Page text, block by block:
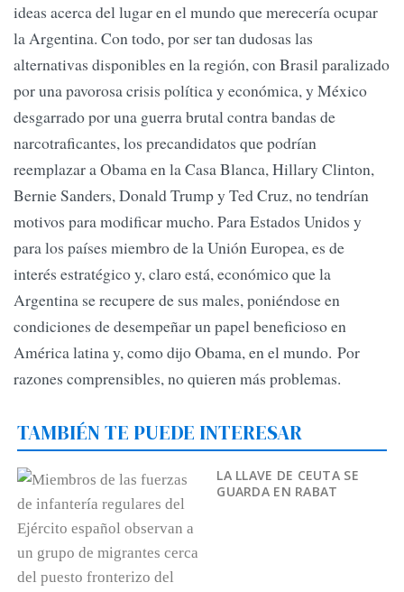
ideas acerca del lugar en el mundo que merecería ocupar
la Argentina. Con todo, por ser tan dudosas las
alternativas disponibles en la región, con Brasil paralizado
por una pavorosa crisis política y económica, y México
desgarrado por una guerra brutal contra bandas de
narcotraficantes, los precandidatos que podrían
reemplazar a Obama en la Casa Blanca, Hillary Clinton,
Bernie Sanders, Donald Trump y Ted Cruz, no tendrían
motivos para modificar mucho. Para Estados Unidos y
para los países miembro de la Unión Europea, es de
interés estratégico y, claro está, económico que la
Argentina se recupere de sus males, poniéndose en
condiciones de desempeñar un papel beneficioso en
América latina y, como dijo Obama, en el mundo. Por
razones comprensibles, no quieren más problemas.
TAMBIÉN TE PUEDE INTERESAR
LA LLAVE DE CEUTA SE
GUARDA EN RABAT